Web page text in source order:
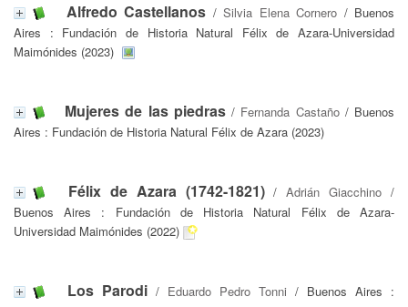
Alfredo Castellanos / Silvia Elena Cornero / Buenos
Aires : Fundación de Historia Natural Félix de Azara-Universidad
Maimónides (2023)
Mujeres de las piedras/ Fernanda Castaño/ Buenos
Aires : Fundación de Historia Natural Félix de Azara (2023)
Félix de Azara (1742-1821)/Adrián Giacchino /
Buenos Aires : Fundación de Historia Natural Félix de Azara-
Universidad Maimónides (2022)
Los Parodi / Eduardo Pedro Tonni / Buenos Aires :